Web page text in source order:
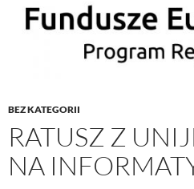
BEZ KATEGORII
RATUSZ Z
NA